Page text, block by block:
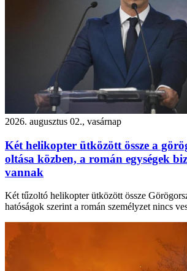
2026. augusztus 02., vasárnap
Két helikopter ütközött össze a
oltása közben, a román egységek
vannak
Két tűzoltó helikopter ütközött össze
hatóságok szerint a román személyzet nincs